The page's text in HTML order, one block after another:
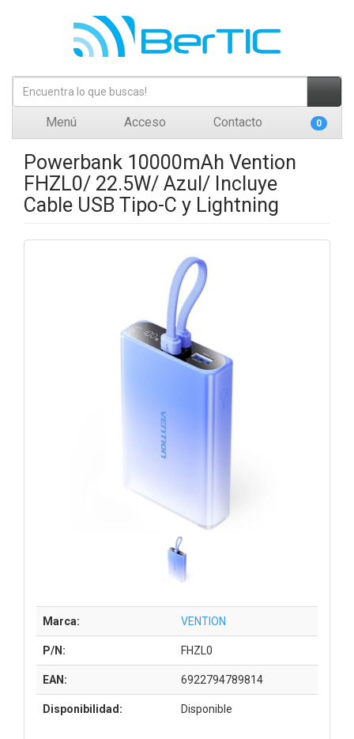
Menú Acceso Contacto 0
Powerbank 10000mAh Vention
FHZL0/ 22.5W/ Azul/ Incluye
Cable USB Tipo-C y Lightning
Marca: VENTION
P/N: FHZL0
EAN: 6922794789814
Disponibilidad: Disponible